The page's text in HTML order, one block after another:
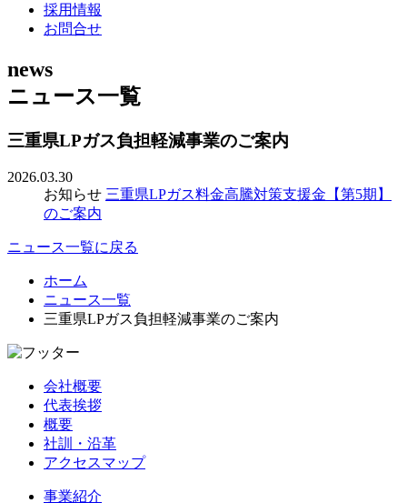
採用情報
お問合せ
news
ニュース一覧
三重県LPガス負担軽減事業のご案内
2026.03.30
お知らせ 三重県LPガス料金高騰対策支援金【第5期】
のご案内
ニュース一覧に戻る
ホーム
ニュース一覧
三重県LPガス負担軽減事業のご案内
会社概要
代表挨拶
概要
社訓・沿革
アクセスマップ
事業紹介